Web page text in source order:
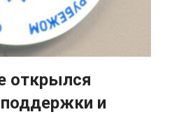
открылся
и